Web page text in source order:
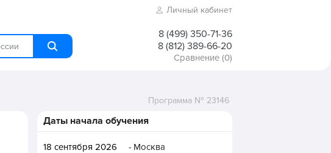
Личный кабинет
8 (499) 350-71-36
8 (812) 389-66-20
Сравнение (0)
Программа № 23146
Даты начала обучения
18 сентября 2026
- Москва